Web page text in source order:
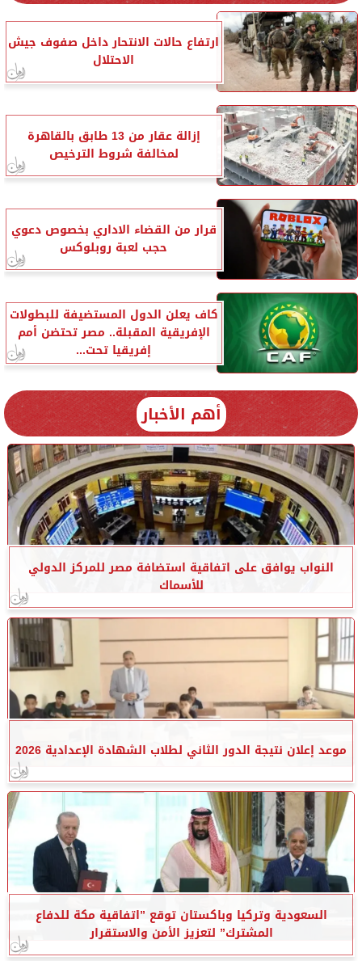
ارتفاع حالات الانتحار داخل صفوف جيش
الاحتلال
إزالة عقار من 13 طابق بالقاهرة
لمخالفة شروط الترخيص
قرار من القضاء الاداري بخصوص دعوي
حجب لعبة روبلوكس
كاف يعلن الدول المستضيفة للبطولات
الإفريقية المقبلة.. مصر تحتضن أمم
إفريقيا تحت...
أهم الأخبار
النواب يوافق على اتفاقية استضافة مصر للمركز الدولي
للأسماك
موعد إعلان نتيجة الدور الثاني لطلاب الشهادة الإعدادية 2026
السعودية وتركيا وباكستان توقع ”اتفاقية مكة للدفاع
المشترك” لتعزيز الأمن والاستقرار